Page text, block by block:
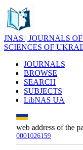
JNAS | JOURNALS
SCIENCES OF
JOURNALS
BROWSE
SEARCH
SUBJECTS
LibNAS UA
web address of the
0001026159